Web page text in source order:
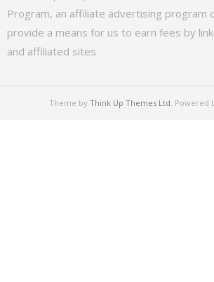
Program, an affiliate advertising program
provide a means for us to earn fees by
and affiliated sites
Theme by Think Up Themes Ltd. Powered